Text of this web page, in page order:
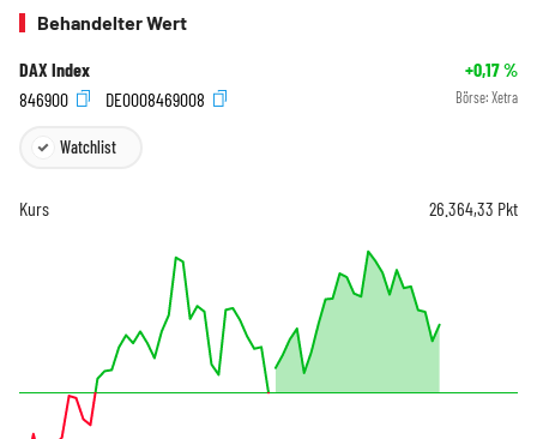
Behandelter Wert
DAX Index +0,17%
846900
DE0008469008 Börse: Xetra
Watchlist
Kurs 26.364,33 Pkt